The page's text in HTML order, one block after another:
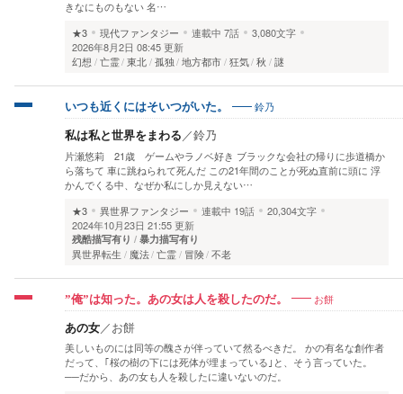
きなにものもない 名…
★3
現代ファンタジー 連載中 7話
3,080文字
2026年8月2日 08:45 更新
幻想
亡霊 東北 孤独 地方都市 狂気 秋 謎
いつも近くにはそいつがいた。 鈴乃
私は私と世界をまわる／鈴乃
片瀬悠莉 21歳 ゲームやラノベ好き ブラックな会社の帰りに歩道橋か
ら落ちて 車に跳ねられて死んだ この21年間のことが死ぬ直前に頭に 浮
かんでくる中、なぜか私にしか見えない…
★3
異世界ファンタジー 連載中 19話
20,304文字
2024年10月23日 21:55 更新
残酷描写有り 暴力描写有り
異世界転生 魔法 亡霊 冒険 不老
”俺”は知った。あの女は人を殺したのだ。 お餅
あの女／お餅
美しいものには同等の醜さが伴っていて然るべきだ。 かの有名な創作者
だって、｢桜の樹の下には死体が埋まっている｣と、そう言っていた。
──だから、あの女も人を殺したに違いないのだ。